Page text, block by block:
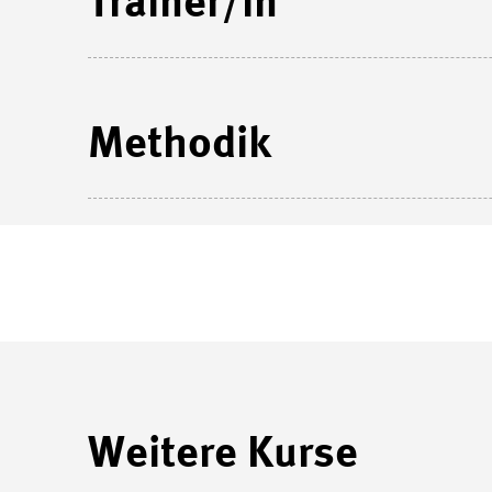
Methodik
Weitere Kurse